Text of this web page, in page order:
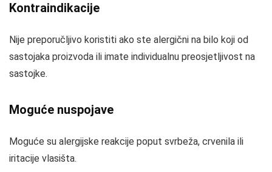
Kontraindikacije
Nije preporučljivo koristiti ako ste alergični na bilo koji od
sastojaka proizvoda ili imate individualnu preosjetljivost na
sastojke.
Moguće nuspojave
Moguće su alergijske reakcije poput svrbeža, crvenila ili
iritacije vlasišta.